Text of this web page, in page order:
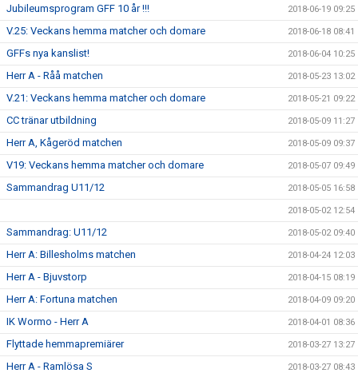
Jubileumsprogram GFF 10 år !!! 2018-06-19 09:25
V.25: Veckans hemma matcher och domare 2018-06-18 08:41
GFFs nya kanslist! 2018-06-04 10:25
Herr A - Råå matchen 2018-05-23 13:02
V.21: Veckans hemma matcher och domare 2018-05-21 09:22
CC tränar utbildning 2018-05-09 11:27
Herr A, Kågeröd matchen 2018-05-09 09:37
V19: Veckans hemma matcher och domare 2018-05-07 09:49
Sammandrag U11/12 2018-05-05 16:58
2018-05-02 12:54
Sammandrag: U11/12 2018-05-02 09:40
Herr A: Billesholms matchen 2018-04-24 12:03
Herr A - Bjuvstorp 2018-04-15 08:19
Herr A: Fortuna matchen 2018-04-09 09:20
IK Wormo - Herr A 2018-04-01 08:36
Flyttade hemmapremiärer 2018-03-27 13:27
Herr A - Ramlösa S 2018-03-27 08:43